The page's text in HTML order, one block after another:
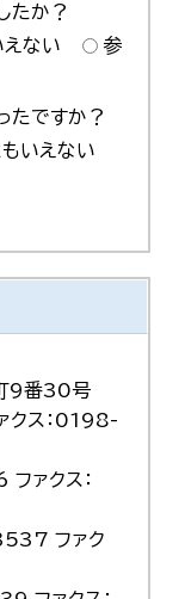
たか？
えない
参
たですか？
いえない
9番30号
ス：0198-
ァクス：
ファク